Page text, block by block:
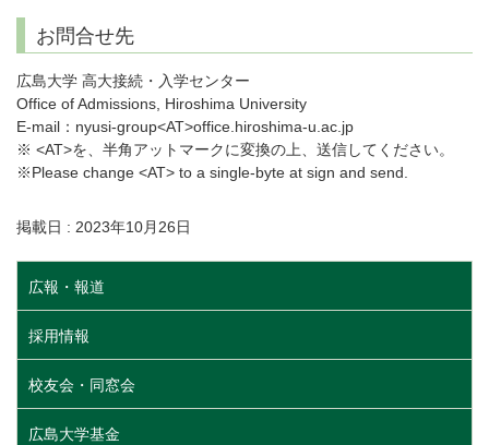
お問合せ先
広島大学 高大接続・入学センター
Office of Admissions, Hiroshima University
E-mail：nyusi-group<AT>office.hiroshima-u.ac.jp
※ <AT>を、半角アットマークに変換の上、送信してください。
※Please change <AT> to a single-byte at sign and send.
掲載日 : 2023年10月26日
広報・報道
採用情報
校友会・同窓会
広島大学基金